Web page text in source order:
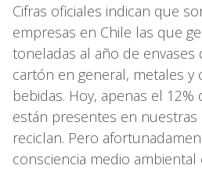
Cifras oficiales indican que
empresas en Chile las que
toneladas al año de envases
cartón en general, metales y
bebidas. Hoy, apenas el
están presentes en nuestras
reciclan. Pero
consciencia medio